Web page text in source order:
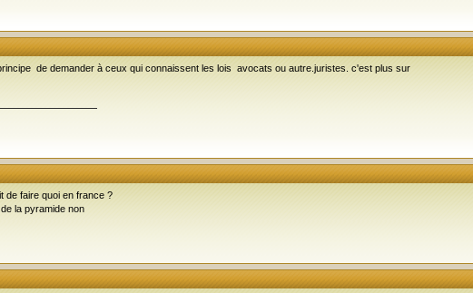
de demander à ceux qui connaissent les lois avocats ou autre.juristes. c'est plus sur
de faire quoi en france ?
la pyramide non